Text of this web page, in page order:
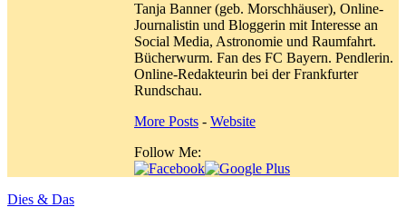
Tanja Banner (geb. Morschhäuser), Online-
Journalistin und Bloggerin mit Interesse an
Social Media, Astronomie und Raumfahrt.
Bücherwurm. Fan des FC Bayern. Pendlerin.
Online-Redakteurin bei der Frankfurter
Rundschau.
More Posts - Website
Follow Me:
Dies & Das